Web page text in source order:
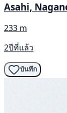
Asahi,
233 m
2ปีที่แล้ว
บันทึก